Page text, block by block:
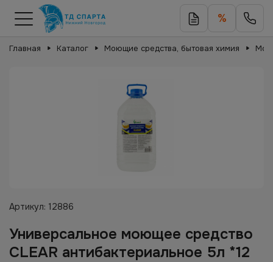
%
Главная Каталог Моющие средства, бытовая химия
Артикул: 12886
Универсальное моющее средство
CLEAR антибактериальное 5л *12